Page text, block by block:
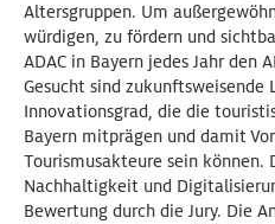
Altersgruppen. Um
würdigen, zu fördern und
ADAC in Bayern jedes Jahr den
Gesucht sind
Innovationsgrad, die die
Bayern mitprägen und damit
Tourismusakteure sein können.
Nachhaltigkeit und
Bewertung durch die Jury. Die